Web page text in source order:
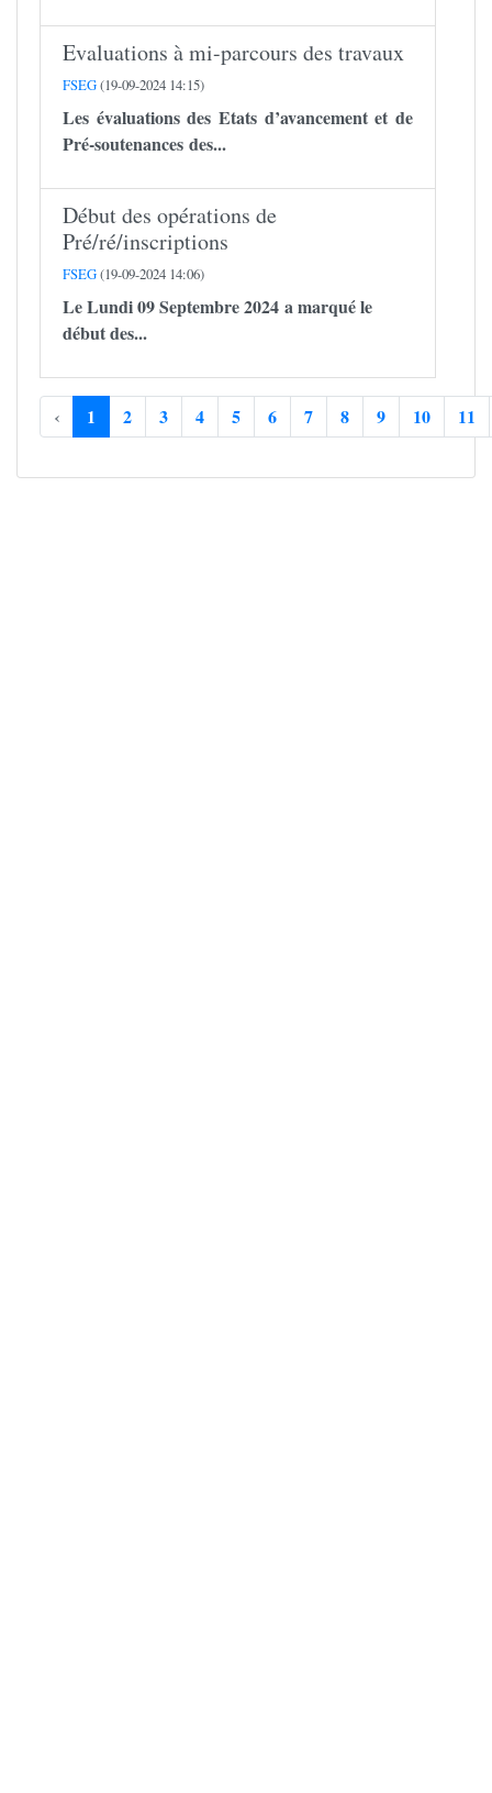
Evaluations à mi-parcours des travaux
FSEG(19-09-2024 14:15)
Les évaluations des Etats d’avancement et de
Pré-soutenances des...
Début des opérations de
Pré/ré/inscriptions
FSEG(19-09-2024 14:06)
Le Lundi 09 Septembre 2024 a marqué le
début des...
‹ 1 2 3 4 5 6 7 8 9 10 11